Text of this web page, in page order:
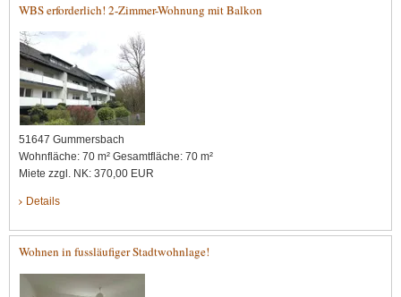
WBS erforderlich! 2-Zimmer-Wohnung mit Balkon
51647 Gummersbach
Wohnfläche: 70 m² Gesamtfläche: 70 m²
Miete zzgl. NK: 370,00 EUR
Details
Wohnen in fussläufiger Stadtwohnlage!